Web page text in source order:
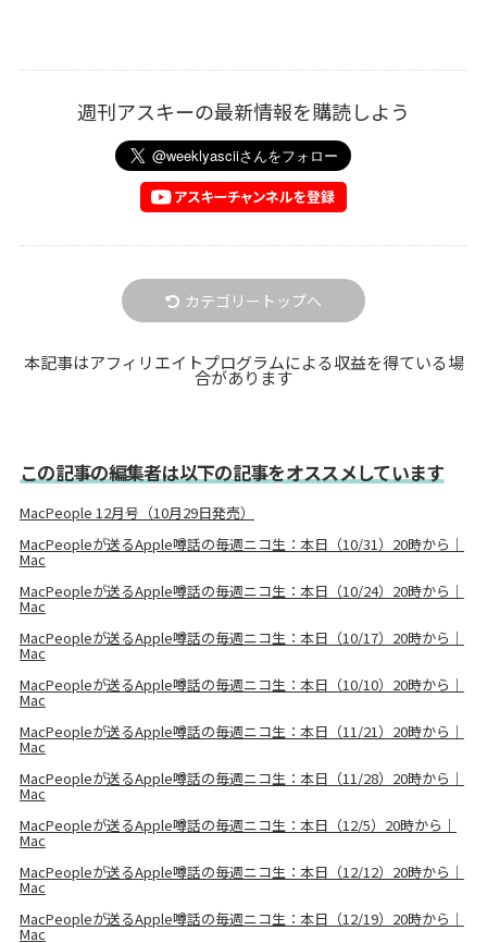
週刊アスキーの最新情報を購読しよう
カテゴリートップへ
本記事はアフィリエイトプログラムによる収益を得ている場
合があります
この記事の編集者は以下の記事をオススメしています
MacPeople 12月号（10月29日発売）
MacPeopleが送るApple噂話の毎週ニコ生：本日（10/31）20時から｜
Mac
MacPeopleが送るApple噂話の毎週ニコ生：本日（10/24）20時から｜
Mac
MacPeopleが送るApple噂話の毎週ニコ生：本日（10/17）20時から｜
Mac
MacPeopleが送るApple噂話の毎週ニコ生：本日（10/10）20時から｜
Mac
MacPeopleが送るApple噂話の毎週ニコ生：本日（11/21）20時から｜
Mac
MacPeopleが送るApple噂話の毎週ニコ生：本日（11/28）20時から｜
Mac
MacPeopleが送るApple噂話の毎週ニコ生：本日（12/5）20時から｜
Mac
MacPeopleが送るApple噂話の毎週ニコ生：本日（12/12）20時から｜
Mac
MacPeopleが送るApple噂話の毎週ニコ生：本日（12/19）20時から｜
Mac